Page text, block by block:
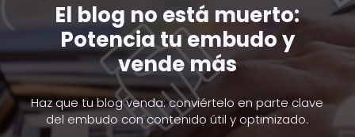
El blog no está muerto:
Potencia tu embudo y
vende más
Haz que tu blog venda: conviértelo en parte clave
del embudo con contenido útil y optimizado.